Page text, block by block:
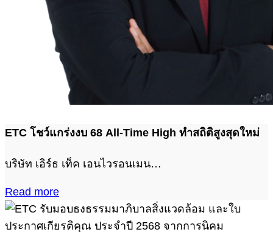
ETC โชว์แกร่งงบ 68 All-Time High ทำสถิติสูงสุดใหม่
บริษัท เอิร์ธ เท็ค เอนไวรอนเมน…
Read more